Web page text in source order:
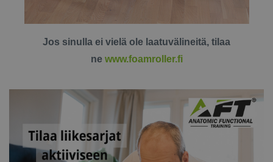
Jos sinulla ei vielä ole laatuvälineitä, tilaa
ne www.foamroller.fi